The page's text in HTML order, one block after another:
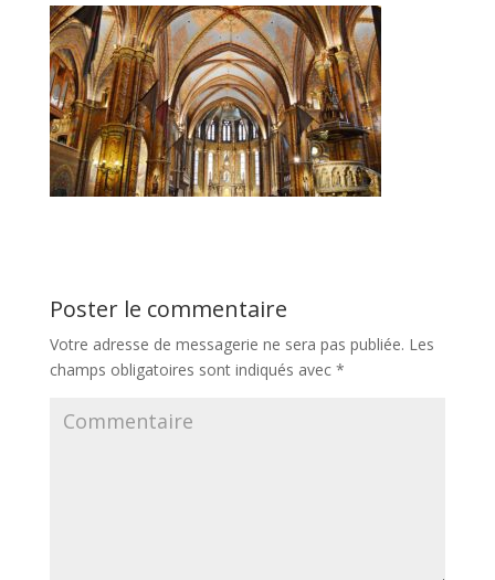
Poster le commentaire
Votre adresse de messagerie ne sera pas publiée. Les
champs obligatoires sont indiqués avec *